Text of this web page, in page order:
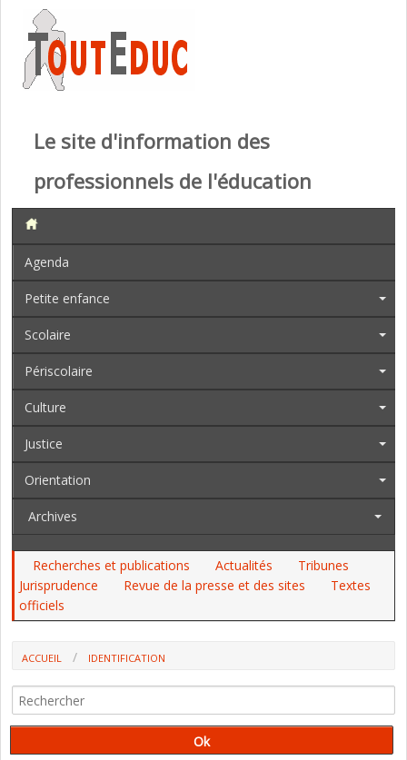
Le site d'information des
professionnels de l'éducation
Agenda
Petite enfance
Scolaire
Périscolaire
Culture
Justice
Orientation
Archives
Recherches et publications Actualités
Tribunes
Jurisprudence
Revue de la presse et des sites
Textes
officiels
ACCUEIL IDENTIFICATION